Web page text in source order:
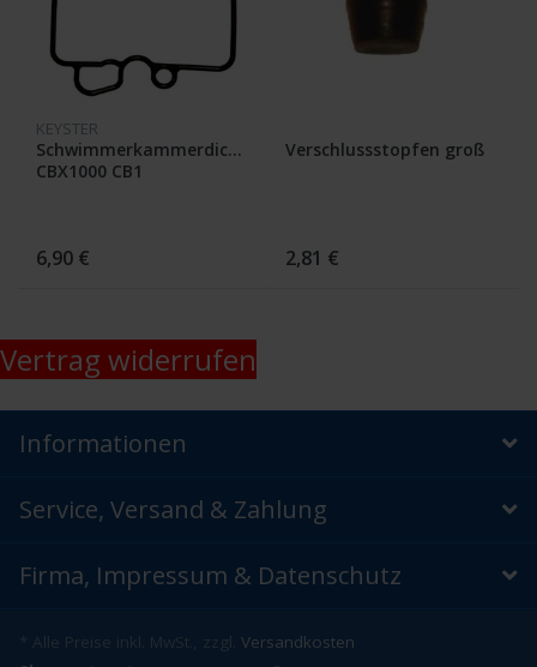
KEYSTER
Schwimmerkammerdichtung
CBX1000 CB1
6,90 €
Verschlussstopfen groß
2,81 €
Vertrag widerrufen
Informationen
Service, Versand & Zahlung
Firma, Impressum & Datenschutz
* Alle Preise inkl. MwSt., zzgl. Versandkosten